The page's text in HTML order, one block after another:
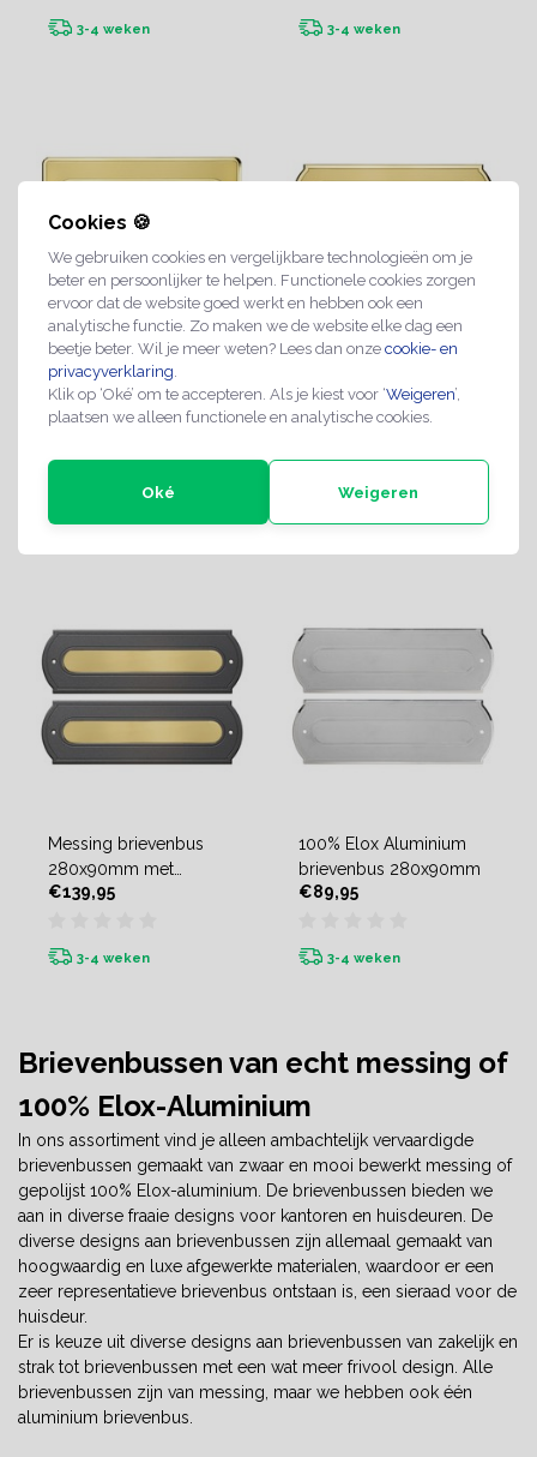
Cookies 🍪
We gebruiken cookies en vergelijkbare technologieën om je
beter en persoonlijker te helpen. Functionele cookies zorgen
ervoor dat de website goed werkt en hebben ook een
analytische functie. Zo maken we de website elke dag een
beetje beter. Wil je meer weten? Lees dan onze cookie- en
privacyverklaring.
Klik op ‘Oké’ om te accepteren. Als je kiest voor ‘Weigeren’,
plaatsen we alleen functionele en analytische cookies.
Oké Weigeren
3-4 weken 3-4 weken
Messing brievenbus
270x100mm met
duwopening
€139,95
3-4 weken
280x90mm met
duwopening
€139,95
3-4 weken
Messing brievenbus
280x90mm met
antraciet paneel
€139,95
3-4 weken
100% Elox Aluminium
brievenbus 280x90mm
€89,95
3-4 weken
Brievenbussen van echt messing of
100% Elox-Aluminium
In ons assortiment vind je alleen ambachtelijk vervaardigde
brievenbussen gemaakt van zwaar en mooi bewerkt messing of
gepolijst 100% Elox-aluminium. De brievenbussen bieden we
aan in diverse fraaie designs voor kantoren en huisdeuren. De
diverse designs aan brievenbussen zijn allemaal gemaakt van
hoogwaardig en luxe afgewerkte materialen, waardoor er een
zeer representatieve brievenbus ontstaan is, een sieraad voor de
huisdeur.
Er is keuze uit diverse designs aan brievenbussen van zakelijk en
strak tot brievenbussen met een wat meer frivool design. Alle
brievenbussen zijn van messing, maar we hebben ook één
aluminium brievenbus.